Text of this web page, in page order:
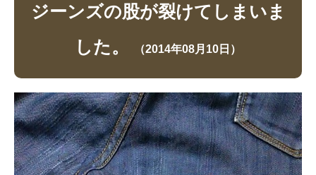
ジーンズの股が裂けてしまいま
した。
（2014年08月10日）